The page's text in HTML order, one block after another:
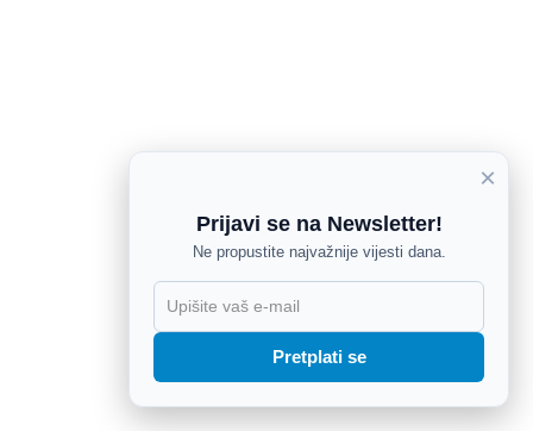
×
Prijavi se na Newsletter!
Ne propustite najvažnije vijesti dana.
Pretplati se